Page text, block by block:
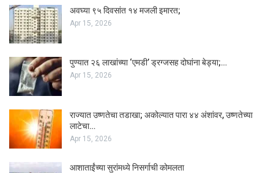
अवघ्या ९५ दिवसांत १४ मजली इमारत;
Apr 15, 2026
पुण्यात २६ लाखांच्या ‘एमडी’ ड्रग्जसह दोघांना बेड्या;…
Apr 15, 2026
राज्यात उष्णतेचा तडाखा; अकोल्यात पारा ४४ अंशांवर, उष्णतेच्या
लाटेचा…
Apr 15, 2026
आशाताईंच्या सुरांमध्ये निसर्गाची कोमलता